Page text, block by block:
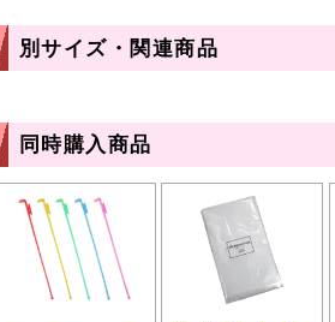
別サイズ・関連商品
同時購入商品